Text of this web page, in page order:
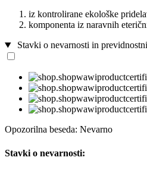
iz kontrolirane ekološke
komponenta iz naravnih
Stavki o nevarnosti in
Opozorilna beseda: Nevarno
Stavki o nevarnosti: